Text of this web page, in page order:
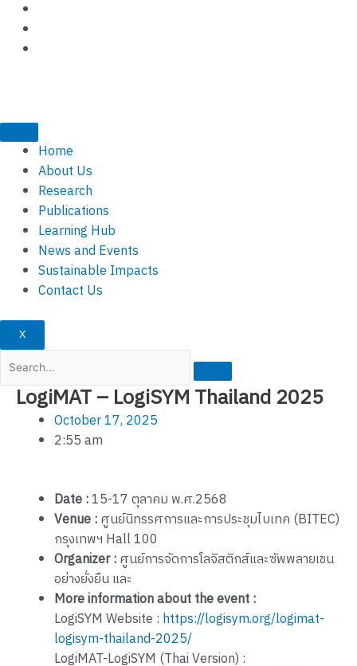
Skip
content
Home
About Us
Research
Publications
Learning Hub
News and Events
Sustainable Impacts
Contact Us
X
LogiMAT – LogiSYM Thailand 2025
October 17, 2025
2:55 am
Date :15-17 ตุลาคม พ.ศ.2568
Venue :ศูนย์นิทรรศการและการประชุมไบเทค (BITEC)
กรุงเทพฯ Hall 100
Organizer :ศูนย์การจัดการโลจิสติกส์และซัพพลายเชน
อย่างยั่งยืน และ
More information about the event :
LogiSYM Website : https://logisym.org/logimat-
logisym-thailand-2025/
LogiMAT-LogiSYM (Thai Version) :